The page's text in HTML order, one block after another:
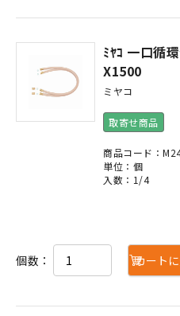
ﾐﾔｺ 一口循
X1500
ミヤコ
取寄せ商品
商品コード：
単位：個
入数：1/4
個数： カート